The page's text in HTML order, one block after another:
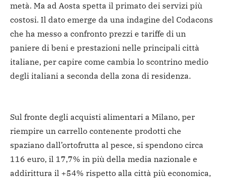
metà. Ma ad Aosta spetta il primato dei servizi più
costosi. Il dato emerge da una indagine del Codacons
che ha messo a confronto prezzi e tariffe di un
paniere di beni e prestazioni nelle principali città
italiane, per capire come cambia lo scontrino medio
degli italiani a seconda della zona di residenza.
Sul fronte degli acquisti alimentari a Milano, per
riempire un carrello contenente prodotti che
spaziano dall’ortofrutta al pesce, si spendono circa
116 euro, il 17,7% in più della media nazionale e
addirittura il +54% rispetto alla città più economica,